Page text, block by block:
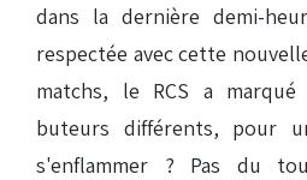
dans la dernière demi-
respectée avec cette
matchs, le RCS a
buteurs différents, pour
s'enflammer ? Pas du